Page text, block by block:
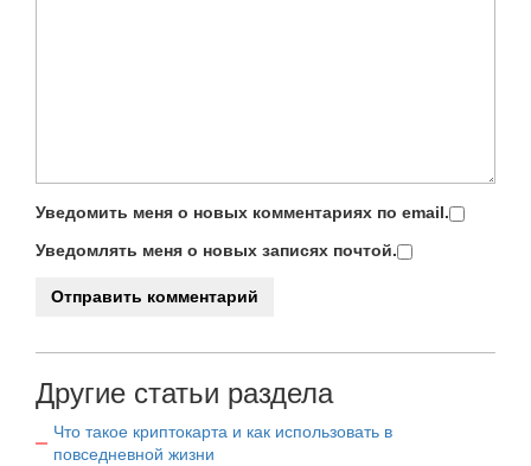
Уведомить меня о новых комментариях по email.
Уведомлять меня о новых записях почтой.
Другие статьи раздела
Что такое криптокарта и как использовать в
повседневной жизни